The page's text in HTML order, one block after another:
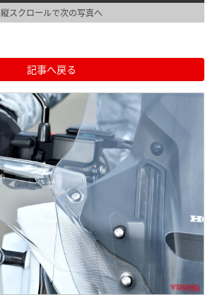
縦スクロールで次の写真へ
記事へ戻る